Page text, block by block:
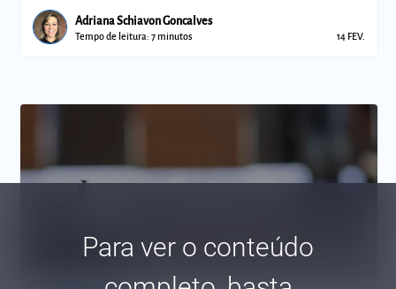
Adriana Schiavon Goncalves
Tempo de leitura: 7 minutos 14 FEV.
Para ver o conteúdo